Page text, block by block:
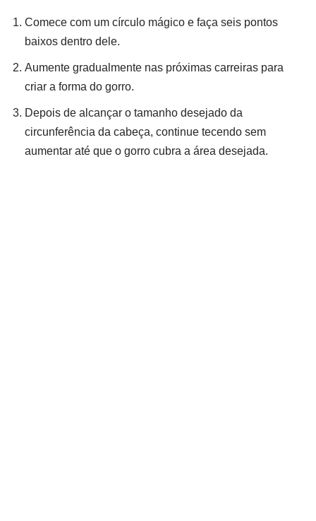
Comece com um círculo mágico e faça seis pontos
baixos dentro dele.
Aumente gradualmente nas próximas carreiras para
criar a forma do gorro.
Depois de alcançar o tamanho desejado da
circunferência da cabeça, continue tecendo sem
aumentar até que o gorro cubra a área desejada.